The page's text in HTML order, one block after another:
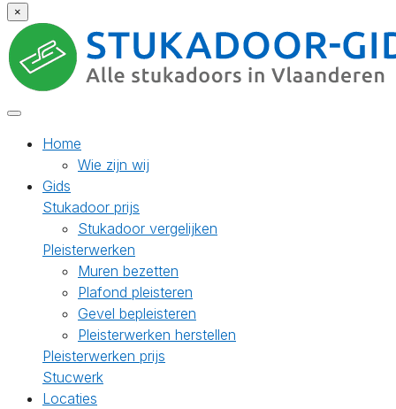
×
Home
Wie zijn wij
Gids
Stukadoor prijs
Stukadoor vergelijken
Pleisterwerken
Muren bezetten
Plafond pleisteren
Gevel bepleisteren
Pleisterwerken herstellen
Pleisterwerken prijs
Stucwerk
Locaties